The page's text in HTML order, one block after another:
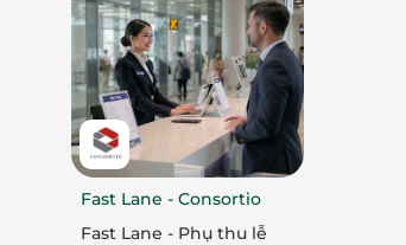
Fast Lane - Consortio
Fast Lane - Phụ thu lễ